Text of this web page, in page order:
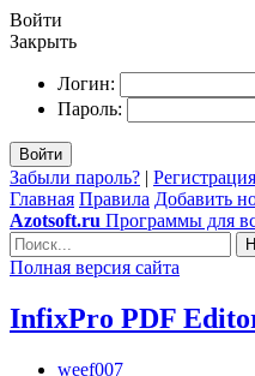
Войти
Закрыть
Логин:
Пароль:
Войти
Забыли пароль? | Регистрация
Главная Правила Добавить
Azotsoft.ru Программы для
Полная версия сайта
InfixPro PDF
weef007